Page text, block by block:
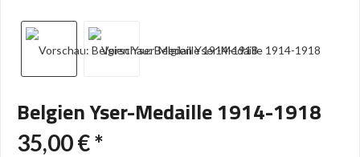
Belgien Yser-Medaille 1914-1918
35,00 € *